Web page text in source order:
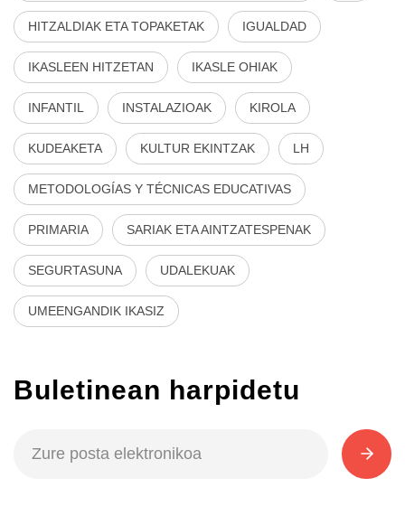
HITZALDIAK ETA TOPAKETAK IGUALDAD
IKASLEEN HITZETAN IKASLE OHIAK
INFANTIL INSTALAZIOAK KIROLA
KUDEAKETA KULTUR EKINTZAK LH
METODOLOGÍAS Y TÉCNICAS EDUCATIVAS
PRIMARIA SARIAK ETA AINTZATESPENAK
SEGURTASUNA UDALEKUAK
UMEENGANDIK IKASIZ
Buletinean harpidetu